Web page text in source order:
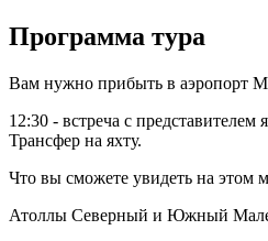
Программа тура
Вам нужно прибыть в аэропорт
12:30 - встреча с представителем
Трансфер на яхту.
Что вы сможете увидеть на этом
Атоллы Северный и Южный